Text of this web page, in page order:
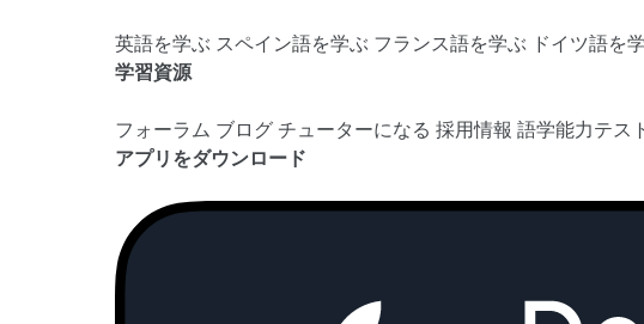
英語を学ぶ スペイン語を学ぶ フランス語を学ぶ ドイツ語を
学習資源
フォーラム ブログチューターになる 採用情報 語学能力テス
アプリをダウンロード